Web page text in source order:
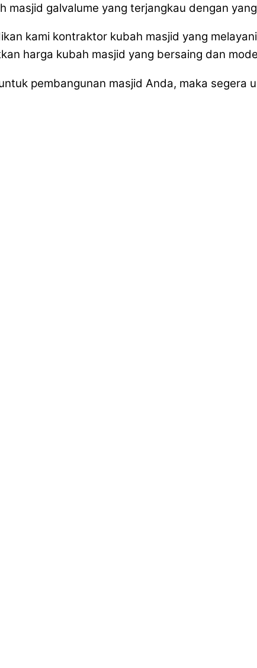
galvalume yang terjangkau dengan
kami kontraktor kubah masjid yang
harga kubah masjid yang bersaing dan
pembangunan masjid Anda, maka segera